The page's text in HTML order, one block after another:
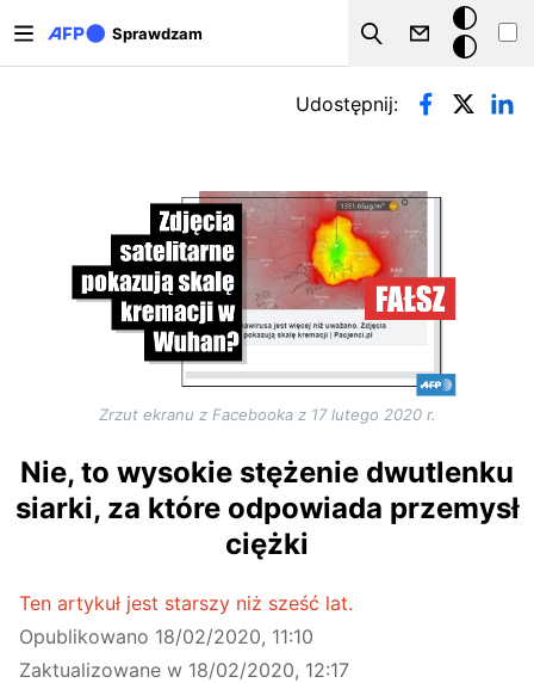
Sprawdzam
Szukaj
Tryb
ciemny
Zakładki podstawowe
Udostępnij:
Zrzut ekranu z Facebooka z 17 lutego 2020 r.
Nie, to wysokie stężenie dwutlenku
siarki, za które odpowiada przemysł
ciężki
Ten artykuł jest starszy niż sześć lat.
Opublikowano 18/02/2020, 11:10
Zaktualizowane w 18/02/2020, 12:17